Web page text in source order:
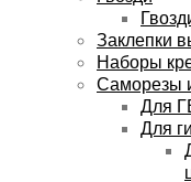
Заклепки
Наборы
Саморезы
Для
Для